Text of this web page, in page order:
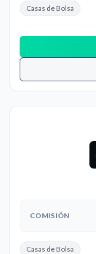
Casas de Bolsa
COMISIÓN
Casas de Bolsa